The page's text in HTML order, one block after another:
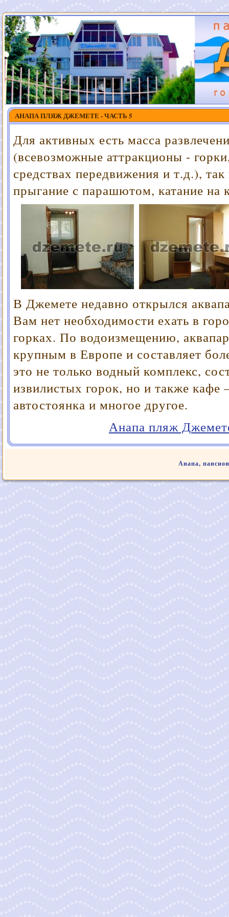
АНАПА ПЛЯЖ ДЖЕМЕТЕ - ЧАСТЬ 5
Для активных есть масса
(всевозможные аттракционы -
средствах передвижения и т.д.),
прыгание с парашютом, катание на
В Джемете недавно открылся
Вам нет необходимости ехать в
горках. По водоизмещению,
крупным в Европе и составляет
это не только водный комплекс,
извилистых горок, но и также кафе
автостоянка и многое другое.
Анапа пляж
Анапа,